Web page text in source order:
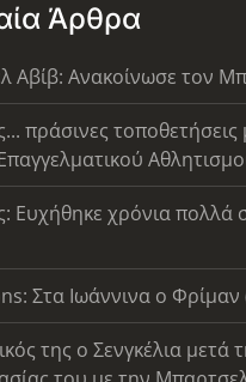
Άρθρα
Αβίβ: Ανακοίνωσε τον
πράσινες
Ευχήθηκε χρόνια πολλά
Στα Ιωάννινα ο Φρίμαν
της ο Σενγκέλια